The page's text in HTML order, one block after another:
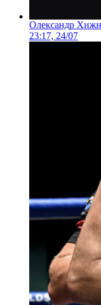
Олександр
23:17, 24/07